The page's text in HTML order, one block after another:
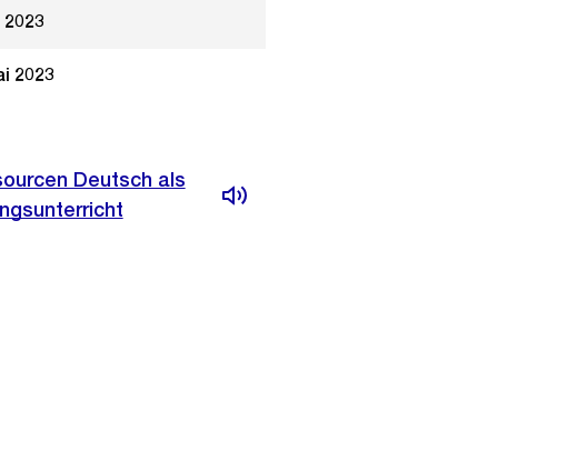
2023
Deutsch als